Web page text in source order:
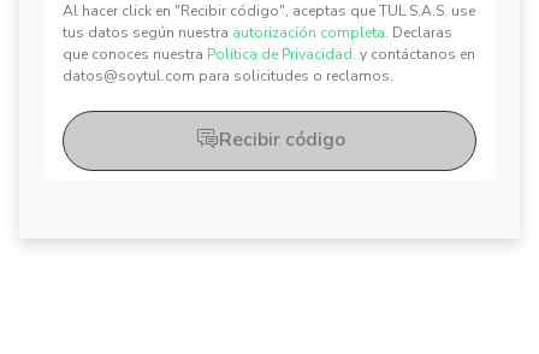
Al hacer click en "Recibir código", aceptas que TUL S.A.S. use
tus datos según nuestra autorización completa. Declaras
que conoces nuestra Política de Privacidad. y contáctanos en
datos@soytul.com para solicitudes o reclamos.
✕
✕
Recibir código